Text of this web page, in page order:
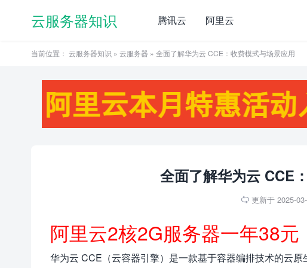
云服务器知识 腾讯云 阿里云
当前位置： 云服务器知识 » 云服务器 » 全面了解华为云 CCE：收费模式与场景应用
全面了解华为云 CCE
 更新于 2025-
阿里云2核2G服务器一年38元
华为云 CCE（云容器引擎）是一款基于容器编排技术的云